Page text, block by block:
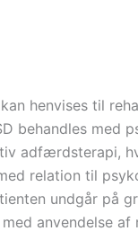
henvises til
behandles med
adfærdsterapi,
relation til
undgår på
anvendelse